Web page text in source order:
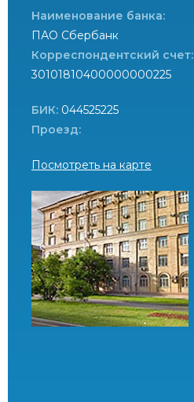
Наименование банка:
ПАО Сбербанк
Корреспондентский счет:
30101810400000000225
БИК: 044525225
Проезд:
Посмотреть на карте